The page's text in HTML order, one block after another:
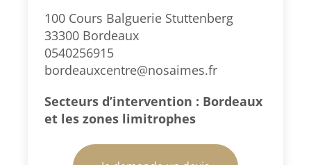
100 Cours Balguerie Stuttenberg
33300 Bordeaux
0540256915
bordeauxcentre@nosaimes.fr
Secteurs d’intervention : Bordeaux
et les zones limitrophes